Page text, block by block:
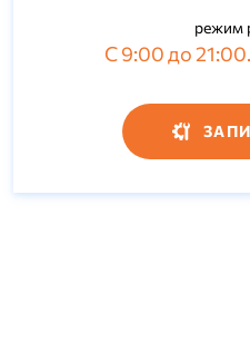
режим
С 9:00 до